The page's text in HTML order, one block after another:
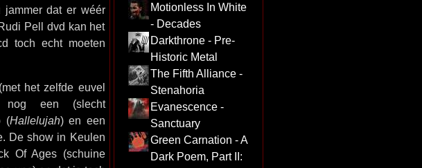
dat er wéér
Pell dvd kan het
toch echt moeten
het zelfde euvel
nog een (slecht
(Hallelujah) en een
De show in Keulen
Of Ages (schuine
Motionless In White
- Decades
Darkthrone - Pre-
Historic Metal
The Fifth Alliance -
Stenahoria
Evanescence -
Sanctuary
Green Carnation - A
Dark Poem, Part II: